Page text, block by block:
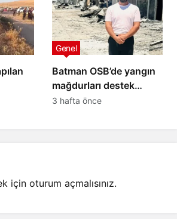
Batman OSB’de yangın
mağdurları destek
bekliyor: 20 yıllık
Genel
3 hafta önce
için oturum açmalısınız.